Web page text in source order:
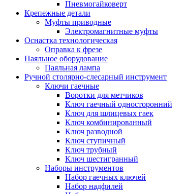
Пневмогайковерт
Крепежные детали
Муфты приводные
Электромагнитные муфты
Оснастка технологическая
Оправка к фрезе
Паяльное оборудование
Паяльная лампа
Ручной столярно-слесарный инструмент
Ключи гаечные
Воротки для метчиков
Ключ гаечный односторонний
Ключ для шлицевых гаек
Ключ комбинированный
Ключ разводной
Ключ ступичный
Ключ трубный
Ключ шестигранный
Наборы инструментов
Набор гаечных ключей
Набор надфилей